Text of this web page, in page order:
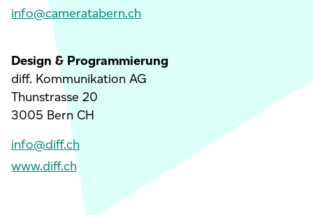
info@cameratabern.ch
Design & Programmierung
diff. Kommunikation AG
Thunstrasse 20
3005 Bern CH
info@diff.ch
www.diff.ch